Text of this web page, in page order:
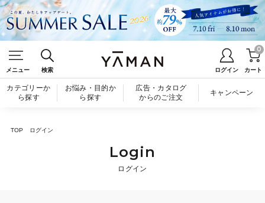
メニュー 検索 ログイン カート
0
カテゴリーか
ら探す
お悩み・目的か
ら探す
広告・カタログ
からのご注文
キャンペーン
TOP ログイン
Login
ログイン